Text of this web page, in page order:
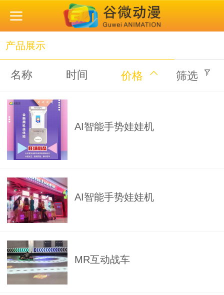
产品展示
名称 时间 价格 筛选
AI智能手势娃娃机
AI智能手势娃娃机
MR互动战车